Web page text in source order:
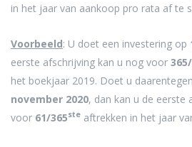
in het jaar van aankoop pro rata af te
Voorbeeld: U doet een investering op
eerste afschrijving kan u nog voor
het boekjaar 2019. Doet u
november 2020, dan kan u de eerste
voor 61/365ste aftrekken in het jaar